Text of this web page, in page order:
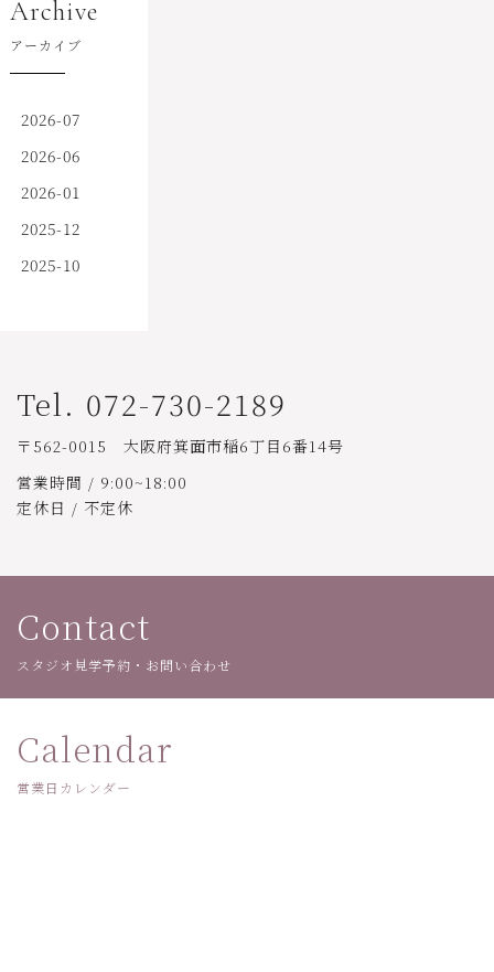
Archive
アーカイブ
2026-07
2026-06
2026-01
2025-12
2025-10
Tel. 072-730-2189
〒562-0015 大阪府箕面市稲6丁目6番14号
営業時間 / 9:00~18:00
定休日 / 不定休
Contact
スタジオ見学予約・お問い合わせ
Calendar
営業日カレンダー